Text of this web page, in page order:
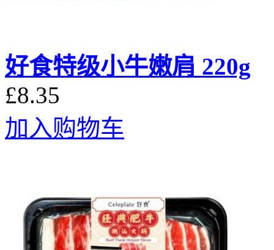
好食特级小牛嫩肩 220g
£8.35
加入购物车